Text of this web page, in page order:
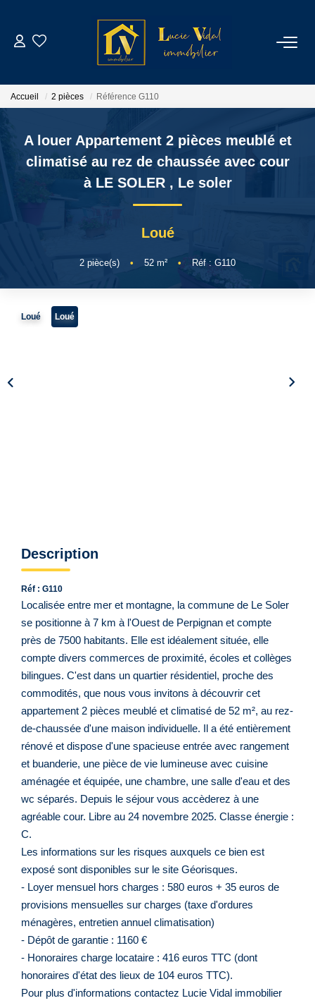
GESTION LOCATIVE
CONTACT
NOTRE AGENCE
Accueil 2 pièces Référence G110
A louer Appartement 2 pièces meublé et
climatisé au rez de chaussée avec cour
à LE SOLER , Le soler
Loué
2 pièce(s) • 52 m² • Réf : G110
Loué Loué
Description
Réf : G110
Localisée entre mer et montagne, la commune de Le Soler
se positionne à 7 km à l'Ouest de Perpignan et compte
près de 7500 habitants. Elle est idéalement située, elle
compte divers commerces de proximité, écoles et collèges
bilingues. C'est dans un quartier résidentiel, proche des
commodités, que nous vous invitons à découvrir cet
appartement 2 pièces meublé et climatisé de 52 m², au rez-
de-chaussée d'une maison individuelle. Il a été entièrement
rénové et dispose d'une spacieuse entrée avec rangement
et buanderie, une pièce de vie lumineuse avec cuisine
aménagée et équipée, une chambre, une salle d'eau et des
wc séparés. Depuis le séjour vous accèderez à une
agréable cour. Libre au 24 novembre 2025. Classe énergie :
C.
Les informations sur les risques auxquels ce bien est
exposé sont disponibles sur le site Géorisques.
- Loyer mensuel hors charges : 580 euros + 35 euros de
provisions mensuelles sur charges (taxe d'ordures
ménagères, entretien annuel climatisation)
- Dépôt de garantie : 1160 €
- Honoraires charge locataire : 416 euros TTC (dont
honoraires d'état des lieux de 104 euros TTC).
Pour plus d'informations contactez Lucie Vidal immobilier